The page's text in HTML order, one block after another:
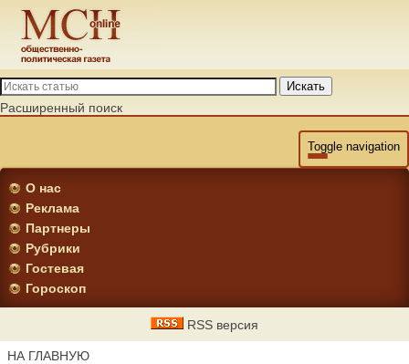
Искать
Расширенный поиск
Toggle navigation
О нас
Реклама
Партнеры
Рубрики
Гостевая
Гороскоп
RSS версия
НА ГЛАВНУЮ